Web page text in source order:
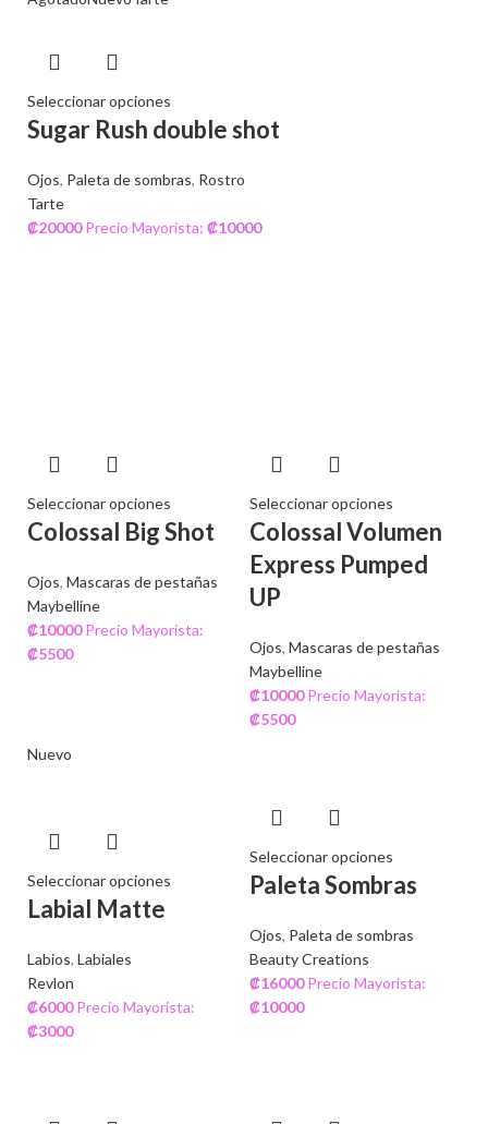
Seleccionar opciones
Sugar Rush double shot
Ojos, Paleta de sombras, Rostro
Tarte
₡20000 Precio Mayorista: ₡10000
Seleccionar opciones
Colossal Big Shot
Ojos, Mascaras de pestañas
Maybelline
₡10000 Precio Mayorista:
₡5500
Seleccionar opciones
Colossal Volumen
Express Pumped
UP
Ojos, Mascaras de pestañas
Maybelline
₡10000 Precio Mayorista:
₡5500
Nuevo
Seleccionar opciones
Labial Matte
Labios, Labiales
Revlon
₡6000 Precio Mayorista:
₡3000
Seleccionar opciones
Paleta Sombras
Ojos, Paleta de sombras
Beauty Creations
₡16000 Precio Mayorista:
₡10000